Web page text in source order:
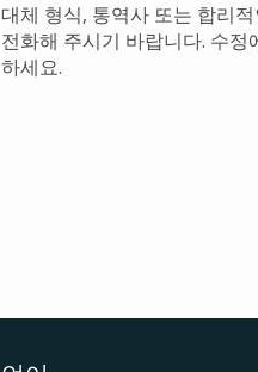
대체 형식, 통역사 또는 합리
전화해 주시기 바랍니다. 수
하세요.